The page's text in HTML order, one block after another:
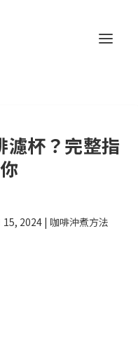
濾杯？完整指
15, 2024| 咖啡沖煮方法